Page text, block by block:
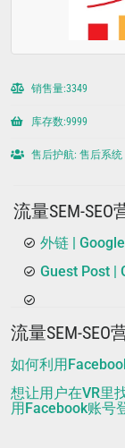
销售量:3349
库存数:9999
售后护航: 售后系统
流量SEM-
外链 |
Guest Post |
流量SEM-
如何利用
想让用户在VR里
用Facebook账号